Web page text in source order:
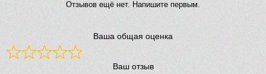
Отзывов ещё нет. Напишите первым.
Ваша общая оценка
Ваш отзыв